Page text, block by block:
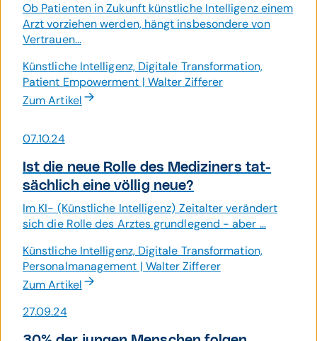
Ob Patienten in Zukunft künstliche Intelligenz einem
Arzt vorziehen werden, hängt insbesondere von
Vertrauen...
Künstliche Intelligenz, Digitale Transformation,
Patient Empowerment | Walter Zifferer
Zum Artikel
07.10.24
Ist die neue Rolle des Medi­ziners tat­
säch­lich eine völlig neue?
Im KI- (Künstliche Intelligenz) Zeitalter verändert
sich die Rolle des Arztes grundlegend - aber ...
Künstliche Intelligenz, Digitale Transformation,
Personalmanagement | Walter Zifferer
Zum Artikel
27.09.24